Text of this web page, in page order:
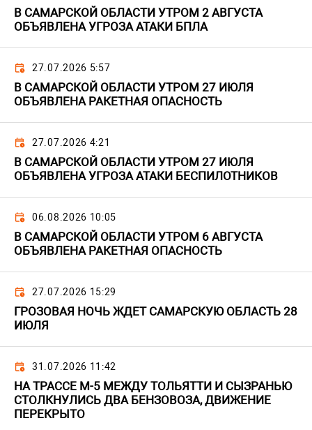
В САМАРСКОЙ ОБЛАСТИ УТРОМ 2 АВГУСТА
ОБЪЯВЛЕНА УГРОЗА АТАКИ БПЛА
27.07.2026 5:57
В САМАРСКОЙ ОБЛАСТИ УТРОМ 27 ИЮЛЯ
ОБЪЯВЛЕНА РАКЕТНАЯ ОПАСНОСТЬ
27.07.2026 4:21
В САМАРСКОЙ ОБЛАСТИ УТРОМ 27 ИЮЛЯ
ОБЪЯВЛЕНА УГРОЗА АТАКИ БЕСПИЛОТНИКОВ
06.08.2026 10:05
В САМАРСКОЙ ОБЛАСТИ УТРОМ 6 АВГУСТА
ОБЪЯВЛЕНА РАКЕТНАЯ ОПАСНОСТЬ
27.07.2026 15:29
ГРОЗОВАЯ НОЧЬ ЖДЕТ САМАРСКУЮ ОБЛАСТЬ 28
ИЮЛЯ
31.07.2026 11:42
НА ТРАССЕ М-5 МЕЖДУ ТОЛЬЯТТИ И СЫЗРАНЬЮ
СТОЛКНУЛИСЬ ДВА БЕНЗОВОЗА, ДВИЖЕНИЕ
ПЕРЕКРЫТО